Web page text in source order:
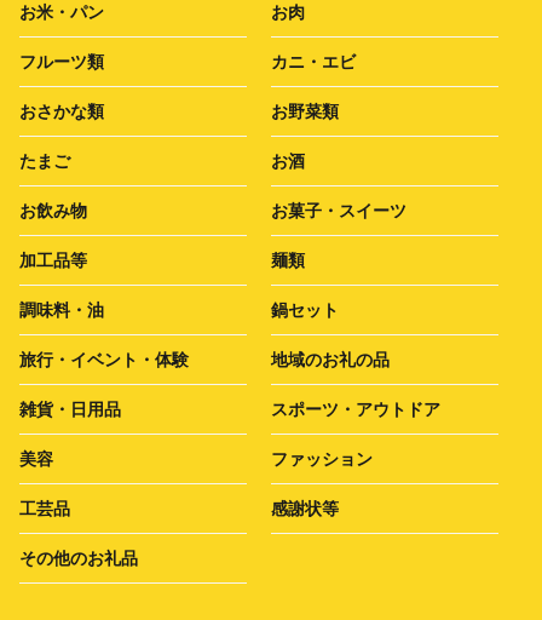
お米・パン お肉
フルーツ類 カニ・エビ
おさかな類 お野菜類
たまご お酒
お飲み物 お菓子・スイーツ
加工品等 麺類
調味料・油 鍋セット
旅行・イベント・体験 地域のお礼の品
雑貨・日用品 スポーツ・アウトドア
美容 ファッション
工芸品 感謝状等
その他のお礼品